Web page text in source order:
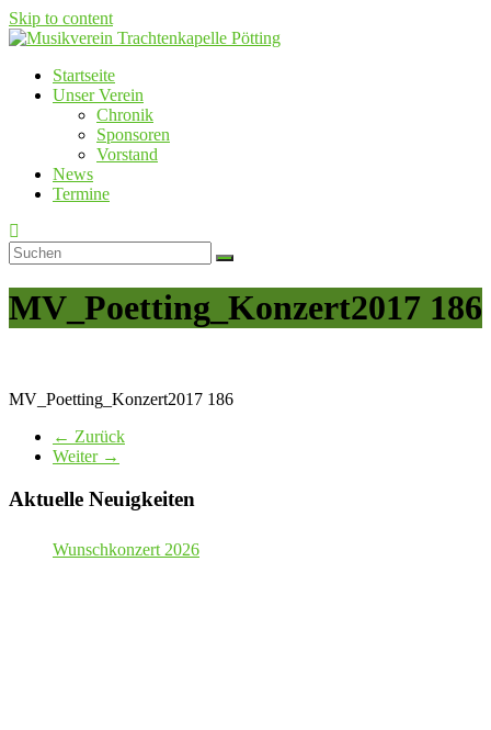
Skip to content
Musikverein Trachtenkapelle Pötting
Startseite
Unser Verein
Chronik
Sponsoren
Vorstand
News
Termine
MV_Poetting_Konzert2017 186
MV_Poetting_Konzert2017 186
← Zurück
Weiter →
Aktuelle Neuigkeiten
Wunschkonzert 2026